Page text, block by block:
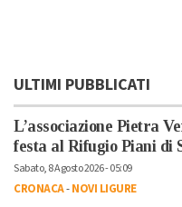
ULTIMI PUBBLICATI
L’associazione Pietra
festa al Rifugio Piani di
Sabato, 8 Agosto 2026 - 05:09
CRONACA-NOVI LIGURE